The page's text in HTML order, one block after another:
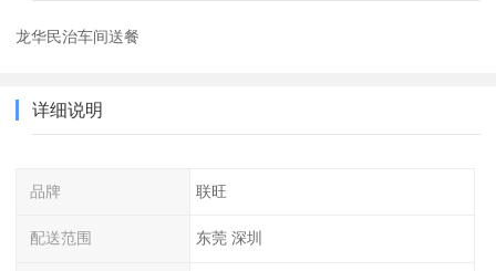
龙华民治车间送餐
详细说明
品牌 联旺
配送范围 东莞 深圳